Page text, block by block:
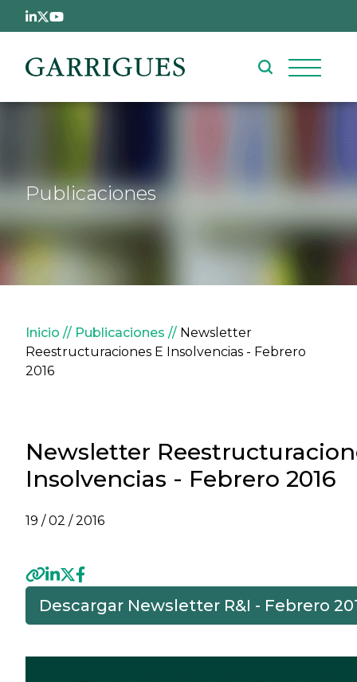
Pasar al contenido principal
Publicaciones
Sobrescribir enlaces de
Inicio Publicaciones
Newsletter
Reestructuraciones E Insolvencias - Febrero
2016
Newsletter
Insolvencias - Febrero 2016
19 / 02 / 2016
Descargar Newsletter R&I - Febrero